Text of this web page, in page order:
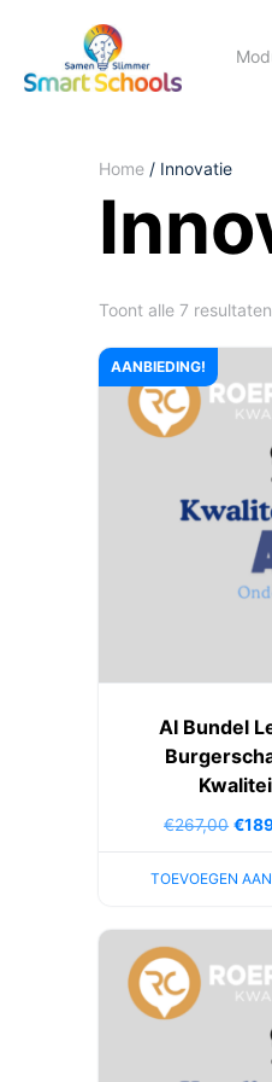
Home / Innovatie
Toont alle 7 resultaten
AANBIEDING!
AI Bundel
€267,00 €
TOEVOEGEN